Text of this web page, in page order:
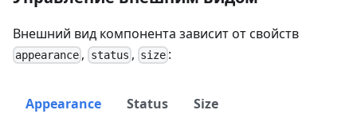
Внешний вид компонента зависит от свойств
appearance , status , size :
Appearance Status Size